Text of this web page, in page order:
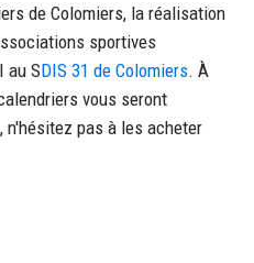
de Colomiers, la réalisation
sportives
au SDIS 31 de Colomiers. À
vous seront
n'hésitez pas à les acheter